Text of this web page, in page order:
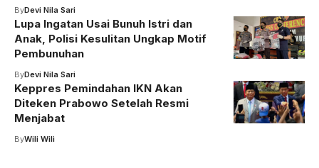
ByDevi Nila Sari
Lupa Ingatan Usai Bunuh Istri dan
Anak, Polisi Kesulitan Ungkap Motif
Pembunuhan
ByDevi Nila Sari
Keppres Pemindahan IKN Akan
Diteken Prabowo Setelah Resmi
Menjabat
ByWili Wili